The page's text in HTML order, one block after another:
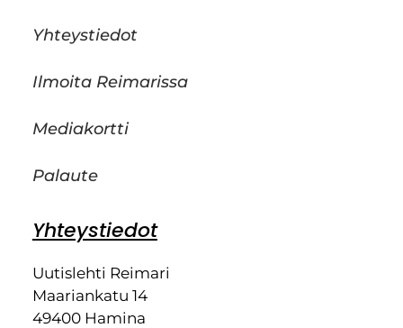
Yhteystiedot
Ilmoita Reimarissa
Mediakortti
Palaute
Yhteystiedot
Uutislehti Reimari
Maariankatu 14
49400 Hamina